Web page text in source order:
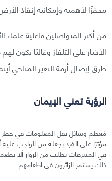
محفزًا لأهمية وإمكانية إنقاذ
من أكثر المتواصلين فاعلية علماء
الأخبار على التلفاز وغالبًا يكون
طرق إيصال أزمة التغير المناخي
الرؤية تعني الإيمان
مُعظم وسائل نقل المعلومات في خطر
مؤثرًا على الفرد بجعله من الواجب
في المنتزهات تطلب من الزوار ألا
ذلك يستمر الزائرون في اطعامهم.